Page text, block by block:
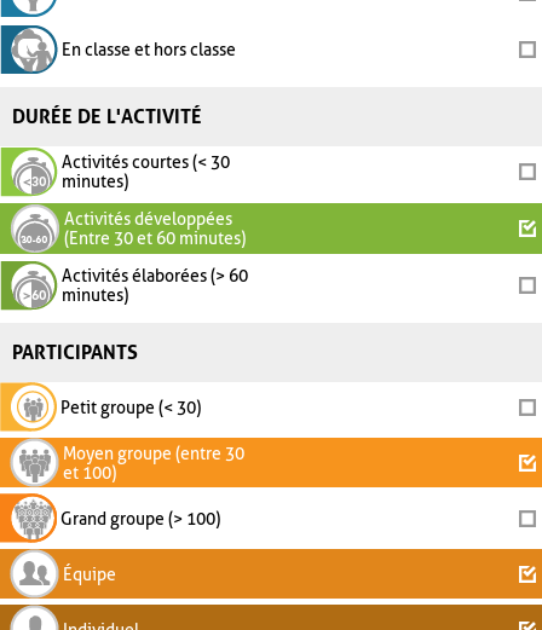
En classe et hors classe
DURÉE DE L'ACTIVITÉ
Activités courtes (< 30
minutes)
Activités développées
(Entre 30 et 60 minutes)
Activités élaborées (> 60
minutes)
PARTICIPANTS
Petit groupe (< 30)
Moyen groupe (entre 30
et 100)
Grand groupe (> 100)
Équipe